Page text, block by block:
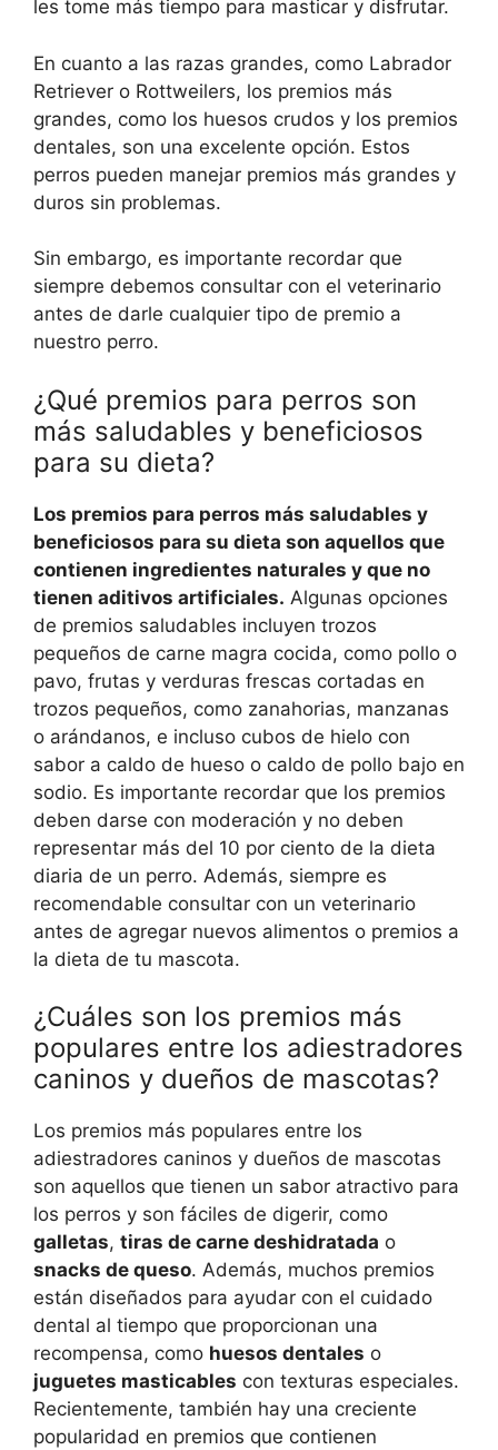
les tome más tiempo para masticar y disfrutar.
En cuanto a las razas grandes, como Labrador
Retriever o Rottweilers, los premios más
grandes, como los huesos crudos y los premios
dentales, son una excelente opción. Estos
perros pueden manejar premios más grandes y
duros sin problemas.
Sin embargo, es importante recordar que
siempre debemos consultar con el veterinario
antes de darle cualquier tipo de premio a
nuestro perro.
¿Qué premios para perros son
más saludables y beneficiosos
para su dieta?
Los premios para perros más saludables y
beneficiosos para su dieta son aquellos que
contienen ingredientes naturales y que no
tienen aditivos artificiales. Algunas opciones
de premios saludables incluyen trozos
pequeños de carne magra cocida, como pollo o
pavo, frutas y verduras frescas cortadas en
trozos pequeños, como zanahorias, manzanas
o arándanos, e incluso cubos de hielo con
sabor a caldo de hueso o caldo de pollo bajo en
sodio. Es importante recordar que los premios
deben darse con moderación y no deben
representar más del 10 por ciento de la dieta
diaria de un perro. Además, siempre es
recomendable consultar con un veterinario
antes de agregar nuevos alimentos o premios a
la dieta de tu mascota.
¿Cuáles son los premios más
populares entre los adiestradores
caninos y dueños de mascotas?
Los premios más populares entre los
adiestradores caninos y dueños de mascotas
son aquellos que tienen un sabor atractivo para
los perros y son fáciles de digerir, como
galletas, tiras de carne deshidratada o
snacks de queso. Además, muchos premios
están diseñados para ayudar con el cuidado
dental al tiempo que proporcionan una
recompensa, como huesos dentales o
juguetes masticables con texturas especiales.
Recientemente, también hay una creciente
popularidad en premios que contienen